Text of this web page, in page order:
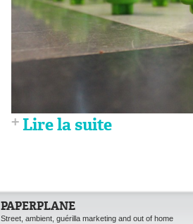
Lire la suite
PAPERPLANE
Street, ambient, guérilla marketing and out of home